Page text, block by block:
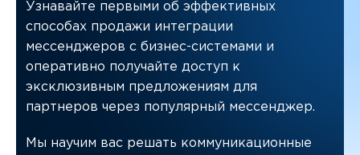
Узнавайте первыми об эффективных
способах продажи интеграции
мессенджеров с бизнес-системами и
оперативно получайте доступ к
эксклюзивным предложениям для
партнеров через популярный мессенджер.
Мы научим вас решать коммуникационные